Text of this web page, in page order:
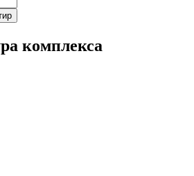
комплекса